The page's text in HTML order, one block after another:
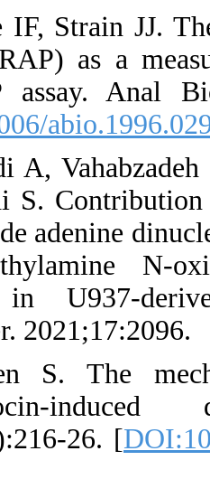
17. Benzie
plasma
the FRAP
[DOI:10.1006/
18. Ahmadi
Shirahmadi
nicotinamide
the
reactions in
Atheroscler.
19. Lenzen